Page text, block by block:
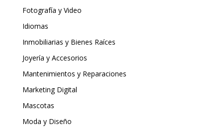
Fotografía y Video
Idiomas
Inmobiliarias y Bienes Raíces
Joyería y Accesorios
Mantenimientos y Reparaciones
Marketing Digital
Mascotas
Moda y Diseño